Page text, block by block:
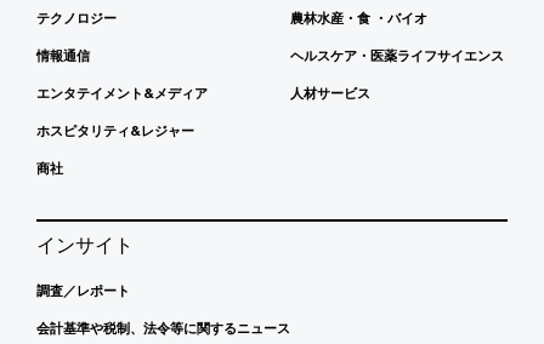
テクノロジー
情報通信
エンタテイメント&メディア
ホスピタリティ&レジャー
商社
農林水産・食 ・バイオ
ヘルスケア・医薬ライフサイエンス
人材サービス
インサイト
調査／レポート
会計基準や税制、法令等に関するニュース